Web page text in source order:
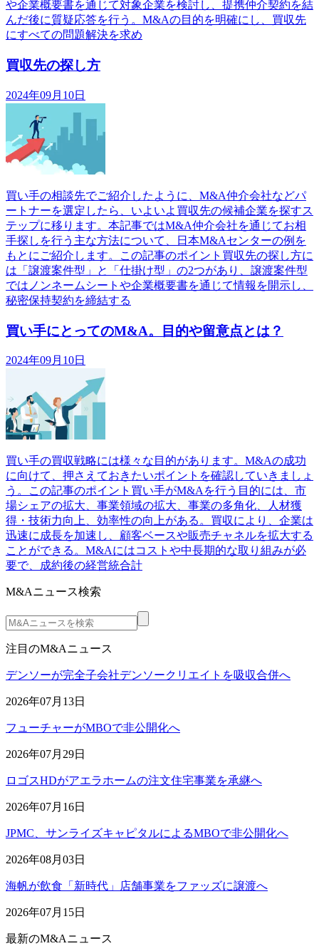
や企業概要書を通じて対象企業を検討し、提携仲介契約を結
んだ後に質疑応答を行う。M&Aの目的を明確にし、買収先
にすべての問題解決を求め
買収先の探し方
2024年09月10日
買い手の相談先でご紹介したように、M&A仲介会社などパ
ートナーを選定したら、いよいよ買収先の候補企業を探すス
テップに移ります。本記事ではM&A仲介会社を通じてお相
手探しを行う主な方法について、日本M&Aセンターの例を
もとにご紹介します。この記事のポイント買収先の探し方に
は「譲渡案件型」と「仕掛け型」の2つがあり、譲渡案件型
ではノンネームシートや企業概要書を通じて情報を開示し、
秘密保持契約を締結する
買い手にとってのM&A。目的や留意点とは？
2024年09月10日
買い手の買収戦略には様々な目的があります。M&Aの成功
に向けて、押さえておきたいポイントを確認していきましょ
う。この記事のポイント買い手がM&Aを行う目的には、市
場シェアの拡大、事業領域の拡大、事業の多角化、人材獲
得・技術力向上、効率性の向上がある。買収により、企業は
迅速に成長を加速し、顧客ベースや販売チャネルを拡大する
ことができる。M&Aにはコストや中長期的な取り組みが必
要で、成約後の経営統合計
M&Aニュース検索
注目のM&Aニュース
デンソーが完全子会社デンソークリエイトを吸収合併へ
2026年07月13日
フューチャーがMBOで非公開化へ
2026年07月29日
ロゴスHDがアエラホームの注文住宅事業を承継へ
2026年07月16日
JPMC、サンライズキャピタルによるMBOで非公開化へ
2026年08月03日
海帆が飲食「新時代」店舗事業をファッズに譲渡へ
2026年07月15日
最新のM&Aニュース